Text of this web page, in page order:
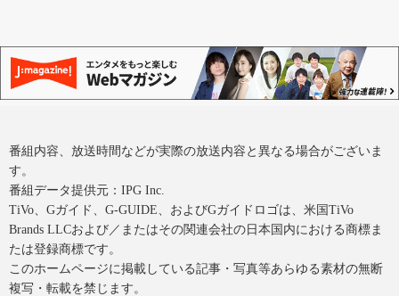
番組内容、放送時間などが実際の放送内容と異なる場合がございま
す。
番組データ提供元：IPG Inc.
TiVo、Gガイド、G-GUIDE、およびGガイドロゴは、米国TiVo
Brands LLCおよび／またはその関連会社の日本国内における商標ま
たは登録商標です。
このホームページに掲載している記事・写真等あらゆる素材の無断
複写・転載を禁じます。